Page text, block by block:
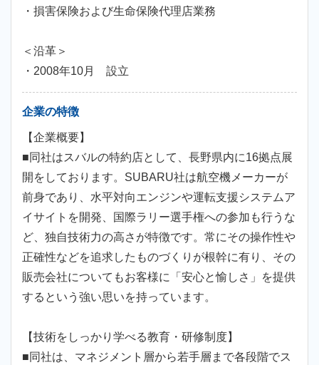
・損害保険および生命保険代理店業務
＜沿革＞
・2008年10月 設立
企業の特徴
【企業概要】
■同社はスバルの特約店として、長野県内に16拠点展
開をしております。SUBARU社は航空機メーカーが
前身であり、水平対向エンジンや運転支援システムア
イサイトを開発、国際ラリー選手権への参加も行うな
ど、独自技術力の高さが特徴です。常にその操作性や
正確性などを追求したものづくりが根幹に有り、その
販売会社についてもお客様に「安心と愉しさ」を提供
するという強い思いを持っています。
【技術をしっかり学べる教育・研修制度】
■同社は、マネジメント層から若手層まで各段階でス